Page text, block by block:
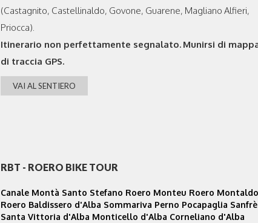
(Castagnito, Castellinaldo, Govone, Guarene, Magliano Alfieri,
Priocca).
Itinerario non perfettamente segnalato. Munirsi di
di traccia GPS.
VAI AL SENTIERO
RBT - ROERO BIKE TOUR
Canale Montà Santo Stefano Roero Monteu Roero Montaldo
Roero Baldissero d'Alba Sommariva Perno Pocapaglia Sanfrè
Santa Vittoria d'Alba Monticello d'Alba Corneliano d'Alba